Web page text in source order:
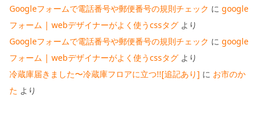
Googleフォームで電話番号や郵便番号の規則チェック に google
フォーム | webデザイナーがよく使うcssタグ より
Googleフォームで電話番号や郵便番号の規則チェック に google
フォーム | webデザイナーがよく使うcssタグ より
冷蔵庫届きました〜冷蔵庫フロアに立つ!![追記あり] に お市のか
た より